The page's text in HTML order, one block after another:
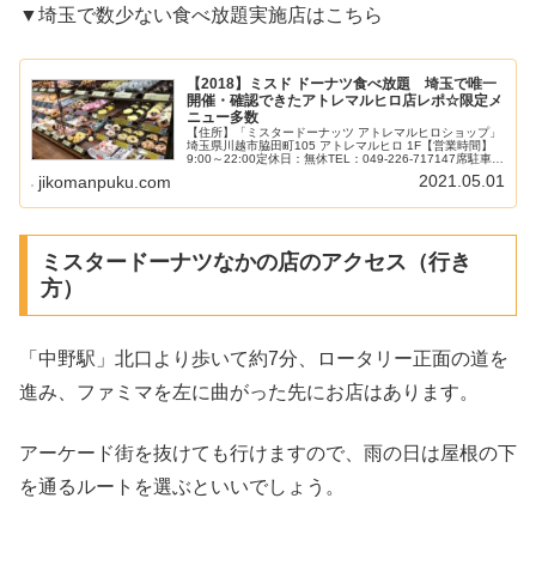
▼埼玉で数少ない食べ放題実施店はこちら
【2018】ミスド ドーナツ食べ放題 埼玉で唯一
開催・確認できたアトレマルヒロ店レポ☆限定メ
ニュー多数
【住所】「ミスタードーナッツ アトレマルヒロショップ」
埼玉県川越市脇田町105 アトレマルヒロ 1F【営業時間】
9:00～22:00定休日：無休TEL：049-226-717147席駐車
jikomanpuku.com 2021.05.01
ミスタードーナツなかの店のアクセス（行き
方）
「中野駅」北口より歩いて約7分、ロータリー正面の道を
進み、ファミマを左に曲がった先にお店はあります。
アーケード街を抜けても行けますので、雨の日は屋根の下
を通るルートを選ぶといいでしょう。